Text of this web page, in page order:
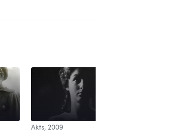
Akts, 2009